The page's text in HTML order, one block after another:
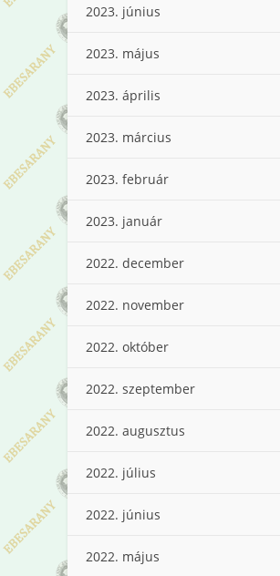
2023. június
2023. május
2023. április
2023. március
2023. február
2023. január
2022. december
2022. november
2022. október
2022. szeptember
2022. augusztus
2022. július
2022. június
2022. május